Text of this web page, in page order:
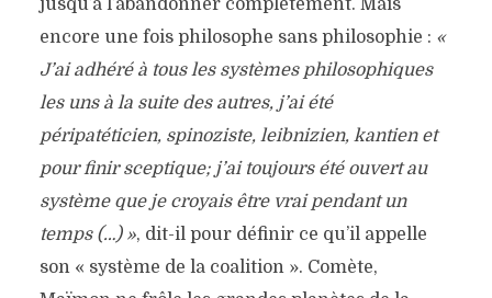
jusqu’à l’abandonner complétement. Mais
encore une fois philosophe sans philosophie : «
J’ai adhéré à tous les systèmes philosophiques
les uns à la suite des autres, j’ai été
péripatéticien, spinoziste, leibnizien, kantien et
pour finir sceptique; j’ai toujours été ouvert au
système que je croyais être vrai pendant un
temps (…) », dit-il pour définir ce qu’il appelle
son « système de la coalition ». Comète,